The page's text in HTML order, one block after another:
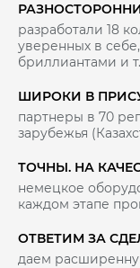
разработали 18
уверенных в
бриллиантами и
ШИРОКИ В
партнеры в 70
зарубежья
ТОЧНЫ. НА
немецкое
каждом этапе
ОТВЕТИМ ЗА
даем